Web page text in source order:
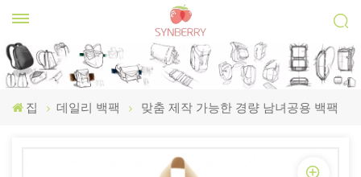
집 데일리 백팩 맞춤 제작 가능한 경량 남녀공용 백팩